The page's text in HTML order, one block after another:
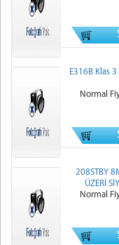
E316B Klas
Normal
208STBY
ÜZERİ
Normal